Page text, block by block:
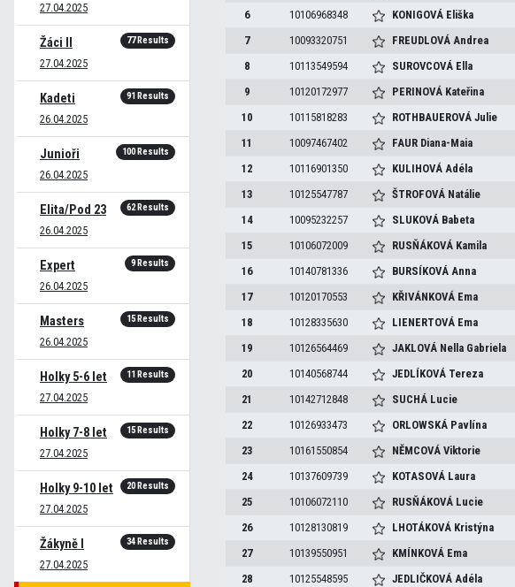
27.04.2025
Žáci II
27.04.2025
77 Results
Kadeti
26.04.2025
91 Results
Junioři
26.04.2025
100 Results
Elita/Pod 23
26.04.2025
62 Results
Expert
26.04.2025
9 Results
Masters
26.04.2025
15 Results
Holky 5-6 let
27.04.2025
11 Results
Holky 7-8 let
27.04.2025
15 Results
Holky 9-10 let
27.04.2025
20 Results
Žákyně I
27.04.2025
34 Results
6
10106968348 KONIGOVÁ Eliška
7
10093320751 FREUDLOVÁAndrea
8
10113549594 SUROVCOVÁ Ella
9
10120172977 PERINOVÁ Kateřina
10
10115818283 ROTHBAUEROVÁJulie
11
10097467402 FAUR Diana-Maia
12
10116901350 KULIHOVÁAdéla
13
10125547787 ŠTROFOVÁ Natálie
14
10095232257 SLUKOVÁ Babeta
15
10106072009 RUSŇÁKOVÁ Kamila
16
10140781336 BURSÍKOVÁAnna
17
10120170553 KŘIVÁNKOVÁ Ema
18
10128335630 LIENERTOVÁ Ema
19
10126564469 JAKLOVÁ Nella Gabriela
20
10140568744 JEDLÍKOVÁ Tereza
21
10142712848 SUCHÁ Lucie
22
10126933473 ORLOWSKÁ Pavlína
23
10161550854 NĚMCOVÁViktorie
24
10137609739 KOTASOVÁ Laura
25
10106072110 RUSŇÁKOVÁ Lucie
26
10128130819 LHOTÁKOVÁ Kristýna
27
10139550951 KMÍNKOVÁ Ema
28
10125548595 JEDLIČKOVÁAdéla